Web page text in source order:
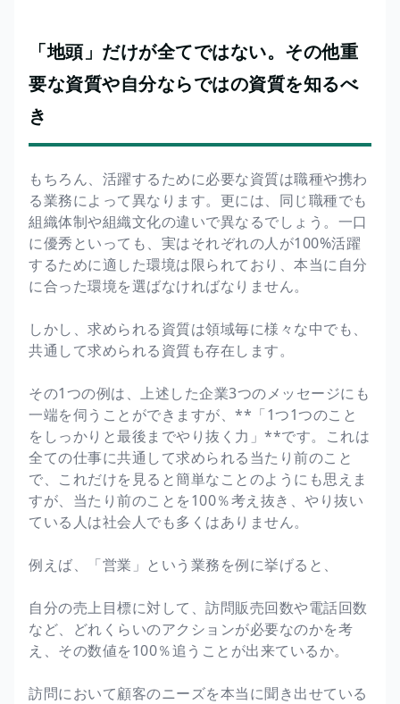
「地頭」だけが全てではない。その他重
要な資質や自分ならではの資質を知るべ
き
もちろん、活躍するために必要な資質は職種や携わ
る業務によって異なります。更には、同じ職種でも
組織体制や組織文化の違いで異なるでしょう。一口
に優秀といっても、実はそれぞれの人が100%活躍
するために適した環境は限られており、本当に自分
に合った環境を選ばなければなりません。
しかし、求められる資質は領域毎に様々な中でも、
共通して求められる資質も存在します。
その1つの例は、上述した企業3つのメッセージにも
一端を伺うことができますが、**「1つ1つのこと
をしっかりと最後までやり抜く力」**です。これは
全ての仕事に共通して求められる当たり前のこと
で、これだけを見ると簡単なことのようにも思えま
すが、当たり前のことを100％考え抜き、やり抜い
ている人は社会人でも多くはありません。
例えば、「営業」という業務を例に挙げると、
自分の売上目標に対して、訪問販売回数や電話回数
など、どれくらいのアクションが必要なのかを考
え、その数値を100％追うことが出来ているか。
訪問において顧客のニーズを本当に聞き出せている